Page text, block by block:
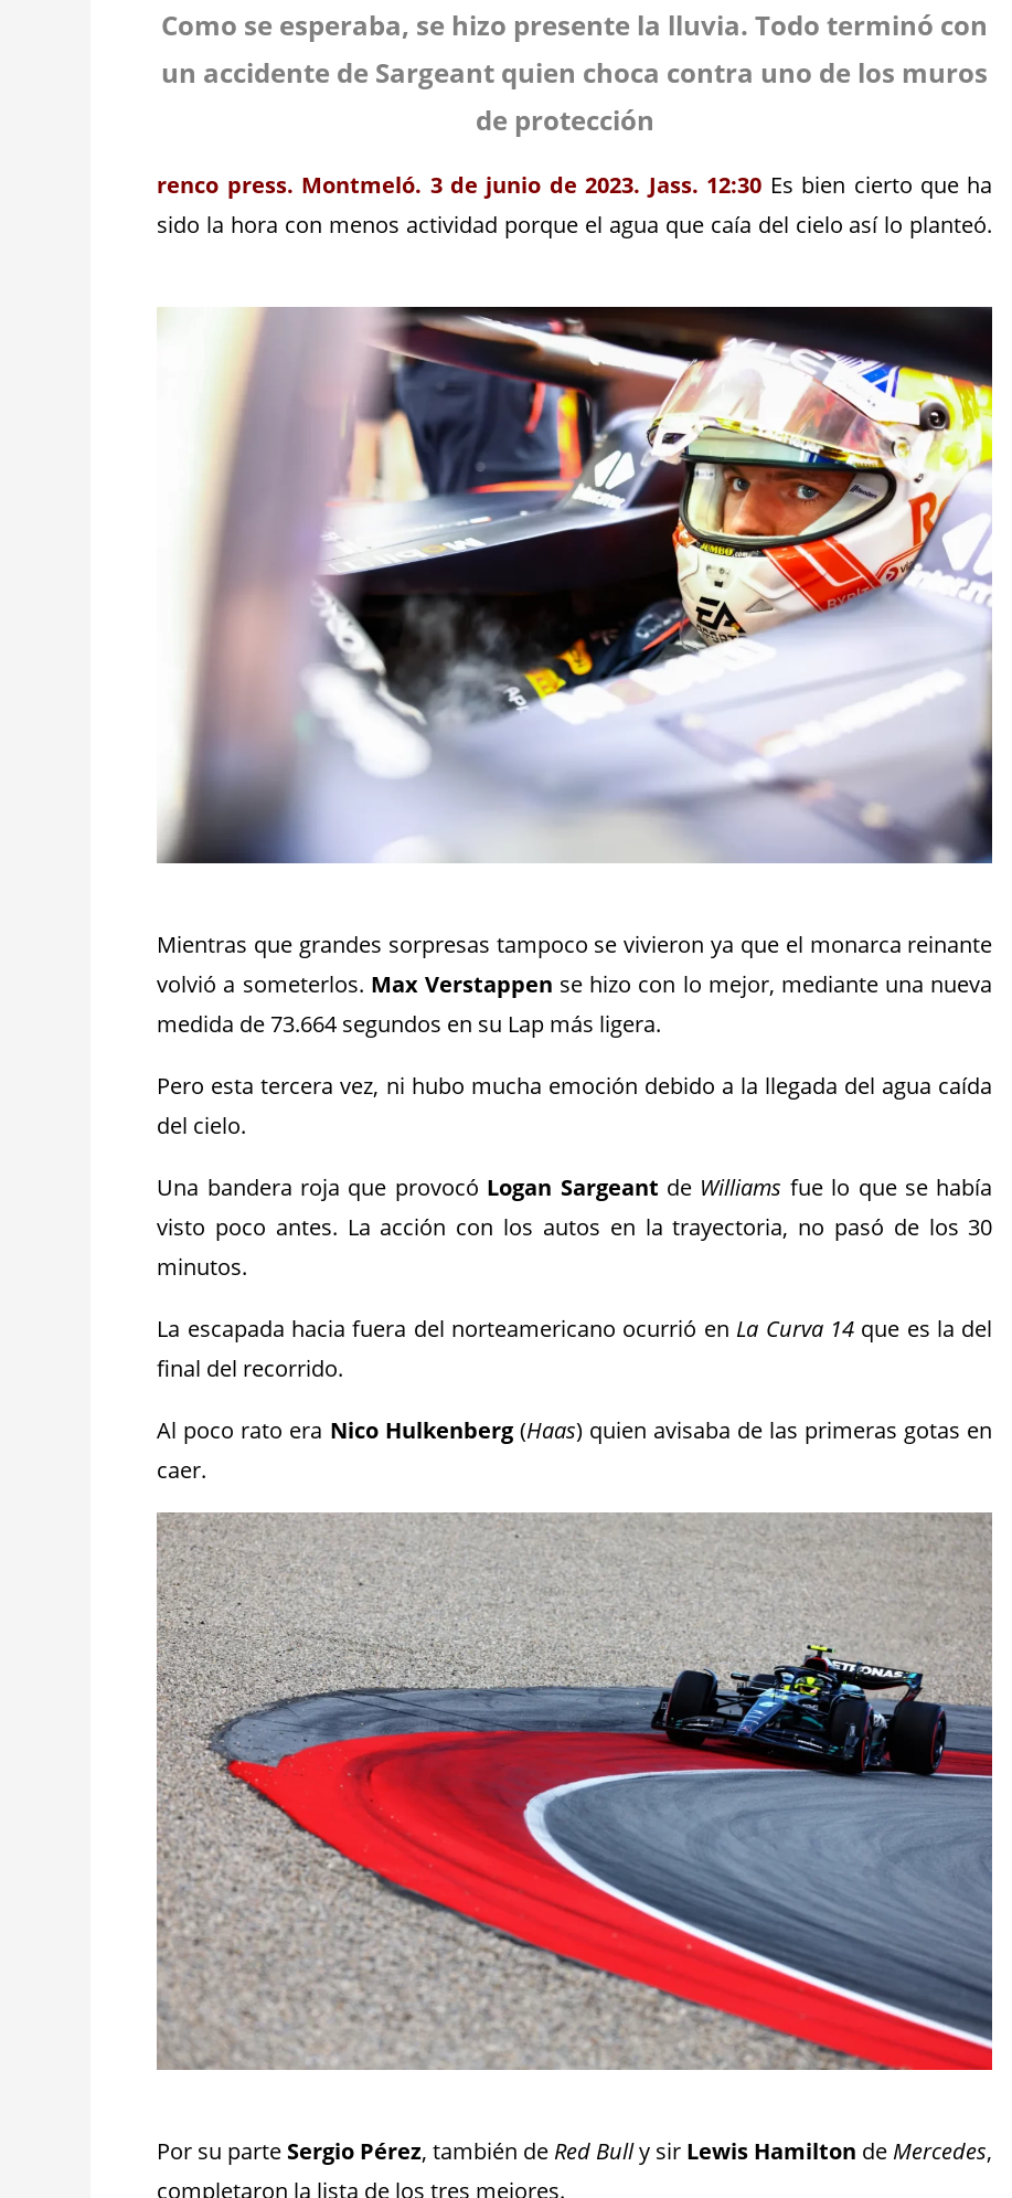
Como se esperaba, se hizo presente la lluvia. Todo terminó con
un accidente de Sargeant quien choca contra uno de los muros
de protección
renco press. Montmeló. 3 de junio de 2023. Jass. 12:30 Es bien cierto que ha
sido la hora con menos actividad porque el agua que caía del cielo así lo planteó.
Mientras que grandes sorpresas tampoco se vivieron ya que el monarca reinante
volvió a someterlos. Max Verstappen se hizo con lo mejor, mediante una nueva
medida de 73.664 segundos en su Lap más ligera.
Pero esta tercera vez, ni hubo mucha emoción debido a la llegada del agua caída
del cielo.
Una bandera roja que provocó Logan Sargeant de Williams fue lo que se había
visto poco antes. La acción con los autos en la trayectoria, no pasó de los 30
minutos.
La escapada hacia fuera del norteamericano ocurrió en La Curva 14que es la del
final del recorrido.
Al poco rato era Nico Hulkenberg(Haas) quien avisaba de las primeras gotas en
caer.
Por su parte Sergio Pérez, también de Red Bully sir Lewis Hamilton de Mercedes,
completaron la lista de los tres mejores.